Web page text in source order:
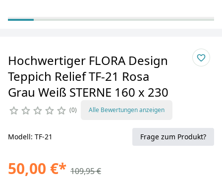
Hochwertiger FLORA Design
Teppich Relief TF-21 Rosa
Grau Weiß STERNE 160 x 230
0 Alle Bewertungen anzeigen
Modell: TF-21 Frage zum Produkt?
50,00 €* 109,95 €